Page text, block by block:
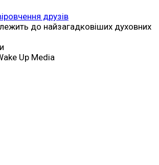
друзів
до найзагадковіших духовних
Up Media